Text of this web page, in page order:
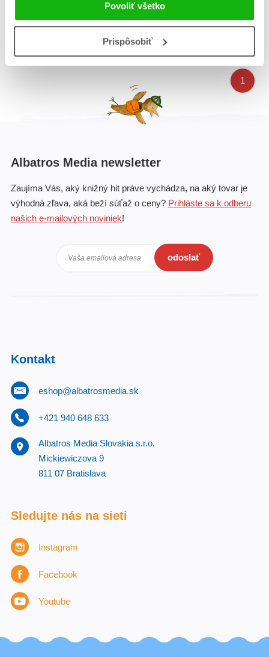
Povoliť všetko
Prispôsobiť
1
Albatros Media newsletter
Zaujíma Vás, aký knižný hit práve vychádza, na aký tovar je
výhodná zľava, aká beží súťaž o ceny? Prihláste sa k odberu
našich e-mailových noviniek!
Vaša emailová adresa odoslať
Kontakt
eshop@albatrosmedia.sk
+421 940 648 633
Albatros Media Slovakia s.r.o.
Mickiewiczova 9
811 07 Bratislava
Sledujte nás na sieti
Instagram
Facebook
Youtube